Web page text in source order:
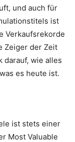
und auch für
ist
Verkaufsrekorde
Zeiger der Zeit
darauf, wie alles
es heute ist.
ist stets einer
Most Valuable